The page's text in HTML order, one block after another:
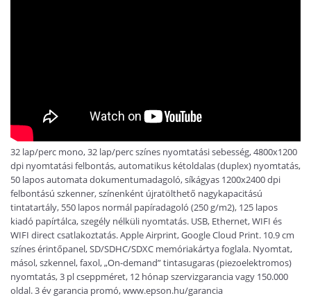
32 lap/perc mono, 32 lap/perc színes nyomtatási sebesség, 4800x1200
dpi nyomtatási felbontás, automatikus kétoldalas (duplex) nyomtatás,
50 lapos automata dokumentumadagoló, síkágyas 1200x2400 dpi
felbontású szkenner, színenként újratölthető nagykapacitású
tintatartály, 550 lapos normál papíradagoló (250 g/m2), 125 lapos
kiadó papírtálca, szegély nélküli nyomtatás. USB, Ethernet, WIFI és
WIFI direct csatlakoztatás. Apple Airprint, Google Cloud Print. 10.9 cm
színes érintőpanel, SD/SDHC/SDXC memóriakártya foglala. Nyomtat,
másol, szkennel, faxol, „On-demand” tintasugaras (piezoelektromos)
nyomtatás, 3 pl cseppméret, 12 hónap szervizgarancia vagy 150.000
oldal. 3 év garancia promó, www.epson.hu/garancia